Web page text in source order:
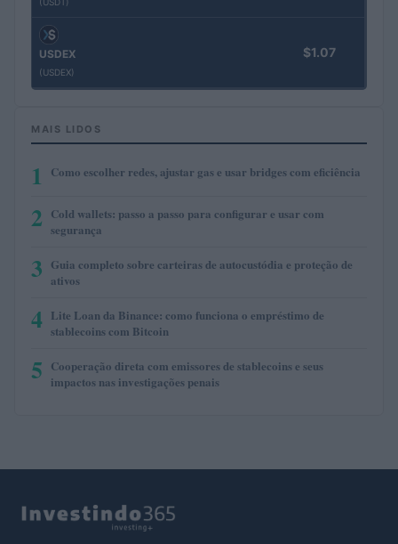
USDEX
(USDEX)
$1.07
MAIS LIDOS
1 Como escolher redes, ajustar gas e usar bridges com eficiência
2 Cold wallets: passo a passo para configurar e usar com
segurança
3 Guia completo sobre carteiras de autocustódia e proteção de
ativos
4 Lite Loan da Binance: como funciona o empréstimo de
stablecoins com Bitcoin
5 Cooperação direta com emissores de stablecoins e seus
impactos nas investigações penais